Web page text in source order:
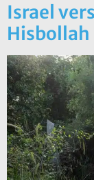
Israel
Hisbollah